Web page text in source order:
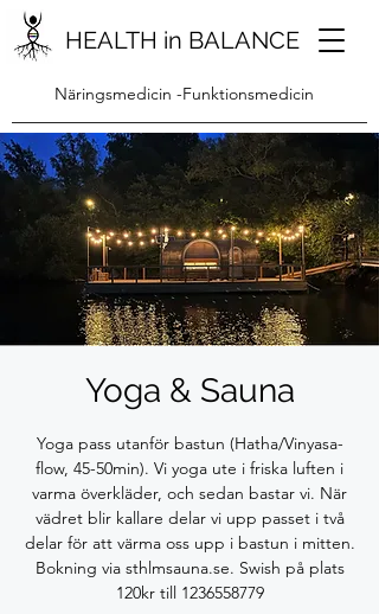
HEALTH in BALANCE
Näringsmedicin -Funktionsmedicin
Yoga & Sauna
Yoga pass utanför bastun (Hatha/Vinyasa-
flow, 45-50min). Vi yoga ute i friska luften i
varma överkläder, och sedan bastar vi. När
vädret blir kallare delar vi upp passet i två
delar för att värma oss upp i bastun i mitten.
Bokning via sthlmsauna.se. Swish på plats
120kr till 1236558779